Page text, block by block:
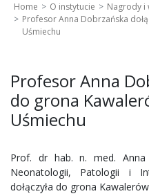
Home O instytucie
Nagrody i
Profesor Anna Dobrzańska
Uśmiechu
Profesor Anna
do grona
Uśmiechu
Prof. dr hab. n. med. Anna
Neonatologii, Patologii i
dołączyła do grona